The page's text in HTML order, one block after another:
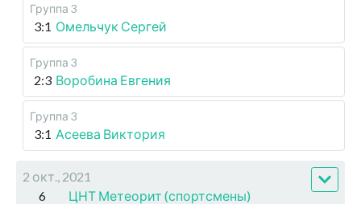
Группа 3
3:1 Омельчук Сергей
Группа 3
2:3 Воробина Евгения
Группа 3
3:1 Асеева Виктория
2 окт., 2021
6
ЦНТ Метеорит (спортсмены)